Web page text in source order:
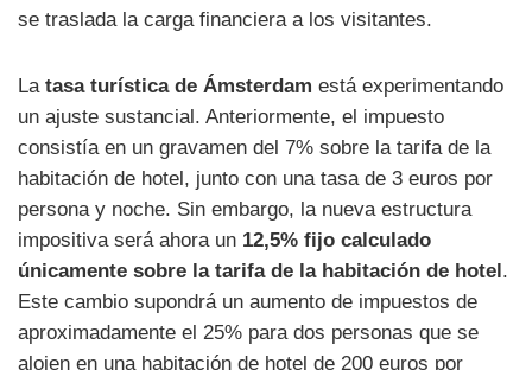
se traslada la carga financiera a los visitantes.
La tasa turística de Ámsterdam está experimentando
un ajuste sustancial. Anteriormente, el impuesto
consistía en un gravamen del 7% sobre la tarifa de la
habitación de hotel, junto con una tasa de 3 euros por
persona y noche. Sin embargo, la nueva estructura
impositiva será ahora un 12,5% fijo calculado
únicamente sobre la tarifa de la habitación de hotel.
Este cambio supondrá un aumento de impuestos de
aproximadamente el 25% para dos personas que se
alojen en una habitación de hotel de 200 euros por